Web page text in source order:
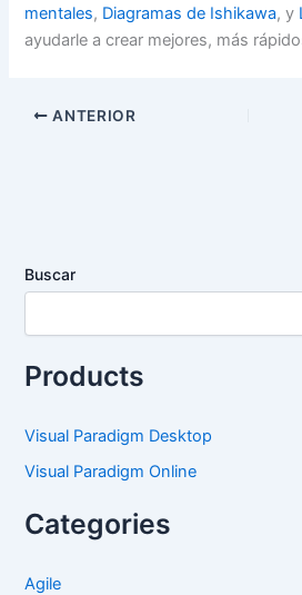
mentales, Diagramas de Ishikawa, y
ayudarle a crear mejores, más
ANTERIOR
Buscar
Products
Visual Paradigm Desktop
Visual Paradigm Online
Categories
Agile